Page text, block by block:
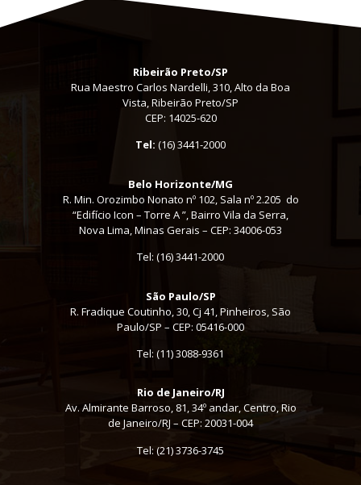
Ribeirão Preto/SP
Rua Maestro Carlos Nardelli, 310, Alto da Boa
Vista, Ribeirão Preto/SP
CEP: 14025-620
Tel: (16) 3441-2000
Belo Horizonte/MG
R. Min. Orozimbo Nonato nº 102, Sala nº 2.205 do
“Edifício Icon – Torre A ”, Bairro Vila da Serra,
Nova Lima, Minas Gerais – CEP: 34006-053
Tel: (16) 3441-2000
São Paulo/SP
R. Fradique Coutinho, 30, Cj 41, Pinheiros, São
Paulo/SP – CEP: 05416-000
Tel: (11) 3088-9361
Rio de Janeiro/RJ
Av. Almirante Barroso, 81, 34º andar, Centro, Rio
de Janeiro/RJ – CEP: 20031-004
Tel: (21) 3736-3745